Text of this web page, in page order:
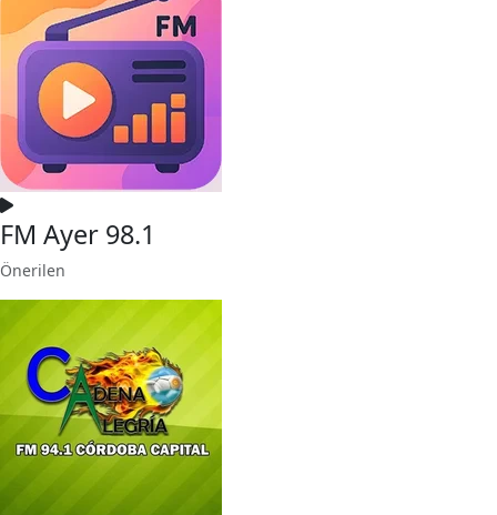
FM Ayer 98.1
Önerilen